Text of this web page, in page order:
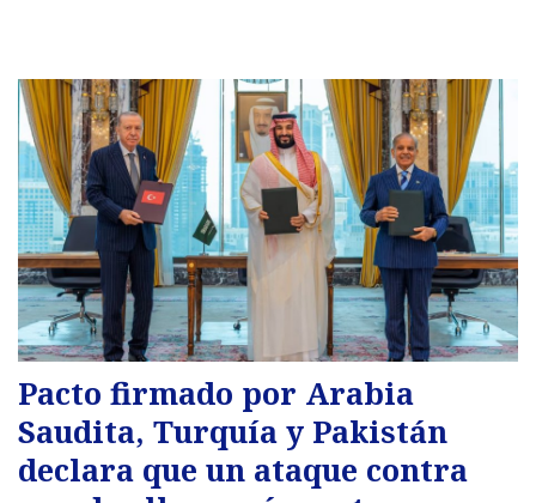
Pacto firmado por Arabia
Saudita, Turquía y Pakistán
declara que un ataque contra